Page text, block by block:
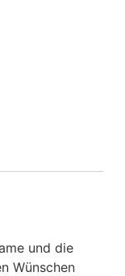
und die
Wünschen